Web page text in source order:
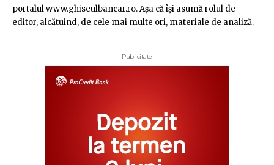
portalul www.ghiseulbancar.ro. Așa că îşi asumă rolul de
editor, alcătuind, de cele mai multe ori, materiale de analiză.
- Publicitate -